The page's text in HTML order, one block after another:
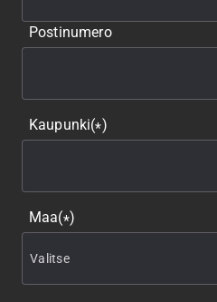
Postinumero
Kaupunki(*)
Maa(*)